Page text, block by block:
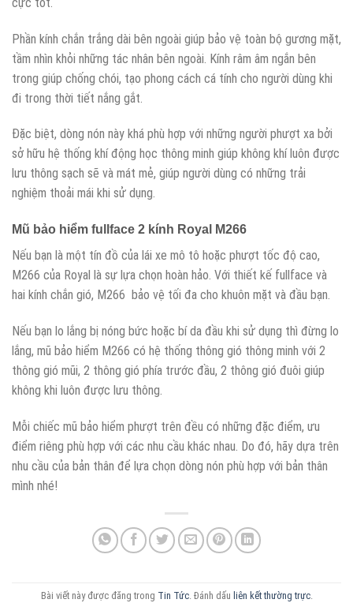
Phần kính chắn trắng dài bên ngoài giúp bảo vệ toàn bộ gương mặt,
tầm nhìn khỏi những tác nhân bên ngoài. Kính râm âm ngắn bên
trong giúp chống chói, tạo phong cách cá tính cho người dùng khi
đi trong thời tiết nắng gắt.
Đặc biệt, dòng nón này khá phù hợp với những người phượt xa bởi
sở hữu hệ thống khí động học thông minh giúp không khí luôn được
lưu thông sạch sẽ và mát mẻ, giúp người dùng có những trải
nghiệm thoải mái khi sử dụng.
Mũ bảo hiểm fullface 2 kính Royal M266
Nếu bạn là một tín đồ của lái xe mô tô hoặc phượt tốc độ cao,
M266 của Royal là sự lựa chọn hoàn hảo. Với thiết kế fullface và
hai kính chắn gió, M266 bảo vệ tối đa cho khuôn mặt và đầu bạn.
Nếu bạn lo lắng bị nóng bức hoặc bí da đầu khi sử dụng thì đừng lo
lắng, mũ bảo hiểm M266 có hệ thống thông gió thông minh với 2
thông gió mũi, 2 thông gió phía trước đầu, 2 thông gió đuôi giúp
không khi luôn được lưu thông.
Mỗi chiếc mũ bảo hiểm phượt trên đều có những đặc điểm, ưu
điểm riêng phù hợp với các nhu cầu khác nhau. Do đó, hãy dựa trên
nhu cầu của bản thân để lựa chọn dòng nón phù hợp với bản thân
mình nhé!
Bài viết này được đăng trong Tin Tức. Đánh dấu liên kết thường trực.